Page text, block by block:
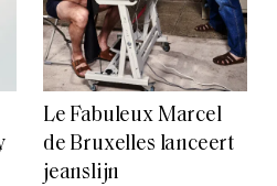
Le Fabuleux Marcel
de Bruxelles lanceert
jeanslijn